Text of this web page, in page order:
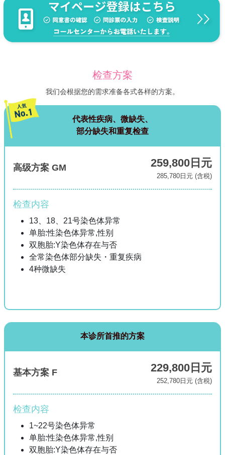
检查方案
我们会根据您的需求准备各式各样的方案。
代表性疾病、微缺失、
部分缺失和重复检查
高级方案 GM 259,800日元
285,780日元 (含税)
检查内容
13、18、21号染色体异常
单胎:性染色体异常,性别
双胞胎:Y染色体存在与否
全常染色体部分缺失・重复疾病
4种微缺失
本诊所首推的方案
基本方案 F 229,800日元
252,780日元 (含税)
检查内容
1~22号染色体异常
单胎:性染色体异常,性别
双胞胎:Y染色体存在与否